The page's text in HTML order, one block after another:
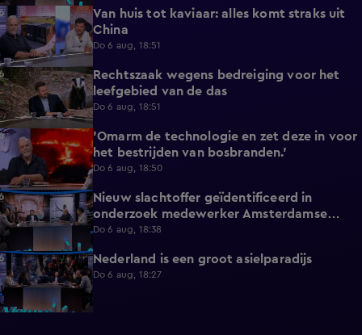
7:49
Van huis tot kaviaar: alles komt straks uit
China
Do 6 aug, 18:51
3:34
Rechtszaak wegens bedreiging voor het
leefgebied van de das
Do 6 aug, 18:51
3:43
'Omarm de technologie en zet deze in voor
het bestrijden van bosbranden.'
Do 6 aug, 18:50
9:50
Nieuw slachtoffer geïdentificeerd in
onderzoek medewerker Amsterdamse
kinderopvang
Do 6 aug, 18:38
9:51 Nederland is een groot asielparadijs
Do 6 aug, 18:27